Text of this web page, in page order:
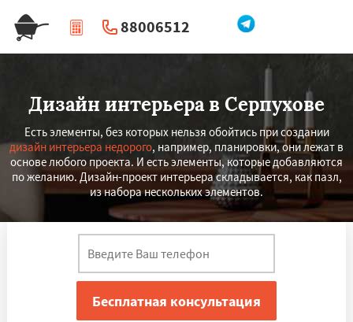
88006512
| Перезвоните мне
Дизайн интерьера в Серпухове
Есть элементы, без которых нельзя обойтись при создании
дизайн интерьера недорого, например, планировки, они лежат в
основе любого проекта. И есть элементы, которые добавляются
по желанию. Дизайн-проект интерьера складывается, как пазл,
из набора нескольких элементов.